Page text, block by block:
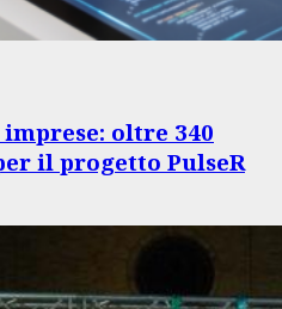
oltre 340
il progetto PulseR